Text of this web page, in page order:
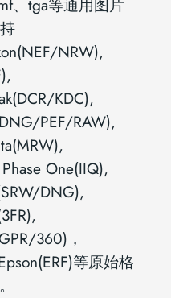
、tga等通用图片
NRW),
KDC),
PEF/RAW),
One(IIQ),
DNG),
360)，
等原始格